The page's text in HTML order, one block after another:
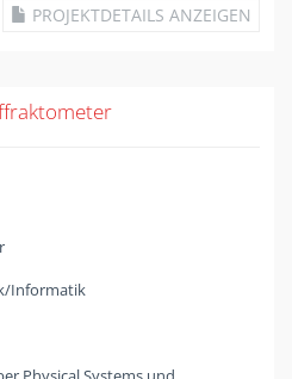
PROJEKTDETAILS ANZEIGEN
Informatik